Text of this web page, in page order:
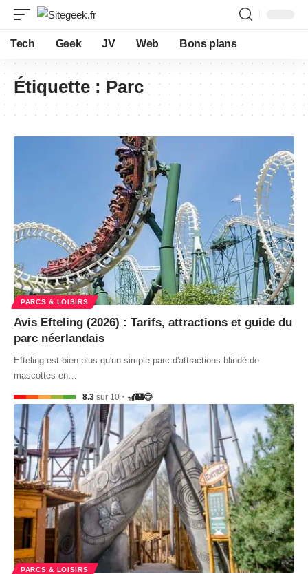
Tech Geek JV Web Bons plans
Étiquette : Parc
PARCS & LOISIRS
Avis Efteling (2026) : Tarifs, attractions et guide du
parc néerlandais
Efteling est bien plus qu'un simple parc d'attractions blindé de
mascottes en…
8.3 sur 10 🎢🏰😊
PARCS & LOISIRS